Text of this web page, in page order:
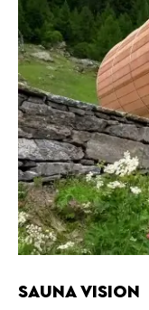
SAUNA VISION